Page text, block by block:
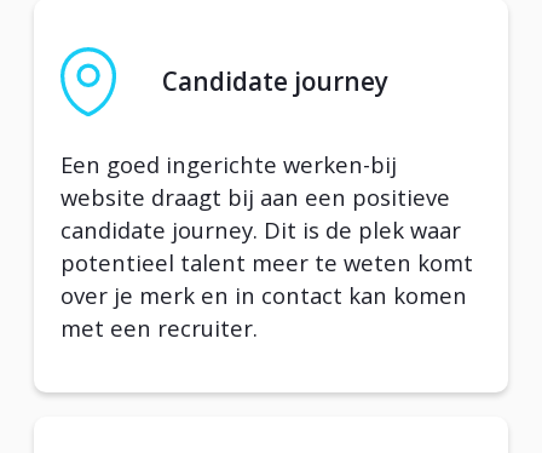
Candidate journey
Een goed ingerichte werken-bij
website draagt bij aan een positieve
candidate journey. Dit is de plek waar
potentieel talent meer te weten komt
over je merk en in contact kan komen
met een recruiter.